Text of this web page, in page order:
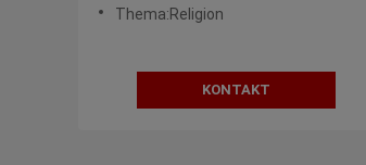
Thema:Religion
KONTAKT